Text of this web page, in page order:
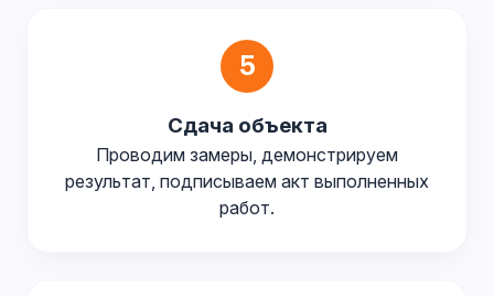
5
Сдача объекта
Проводим замеры, демонстрируем
результат, подписываем акт выполненных
работ.